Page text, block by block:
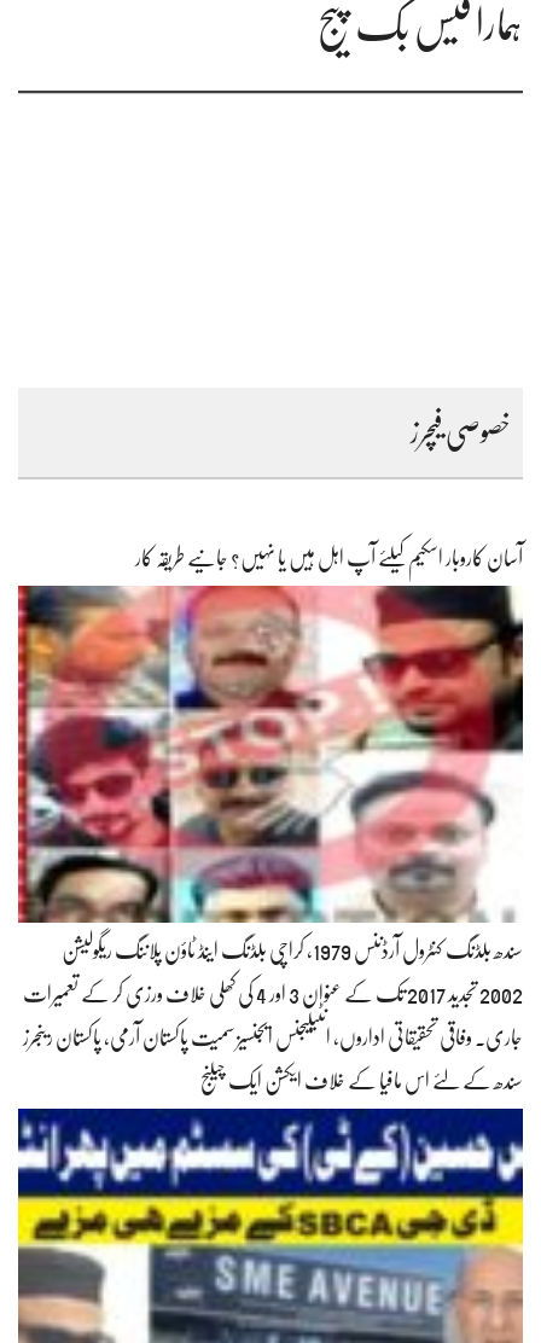
ہمارا فیس بک پیج
خصوصی فیچرز
آسان کاروبار اسکیم کیلئے آپ اہل ہیں یا نہیں؟ جانیے طریقہ کار
سندھ بلڈنگ کنٹرول آرڈننس 1979، کراچی بلڈنگ اینڈ ٹاؤن پلاننگ ریگولیشن
2002 تجدید 2017 تک کے عنوان 3 اور 4 کی کھلی خلاف ورزی کر کے تعمیرات
جاری۔ وفاقی تحقیقاتی اداروں، انٹیلیجنس ایجنسیز سمیت پاکستان آرمی، پاکستان رینجرز
سندھ کے لئے اس مافیا کے خلاف ایکشن ایک چیلنج